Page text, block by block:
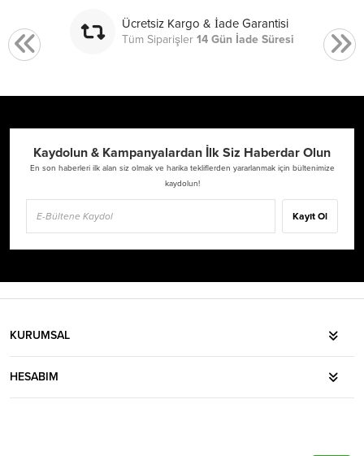
Ücretsiz Kargo & İade Garantisi
Tüm Siparişler14 Gün İade Süresi
Kaydolun & Kampanyalardan İlk Siz Haberdar Olun
En son haberleri ilk alan siz olmak ve harika tekliflerden yararlanmak için bültenimize
kaydolun!
Kayıt Ol
KURUMSAL
HESABIM